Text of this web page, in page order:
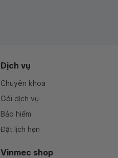
Dịch vụ
Chuyên khoa
Gói dịch vụ
Bảo hiểm
Đặt lịch hẹn
Vinmec shop